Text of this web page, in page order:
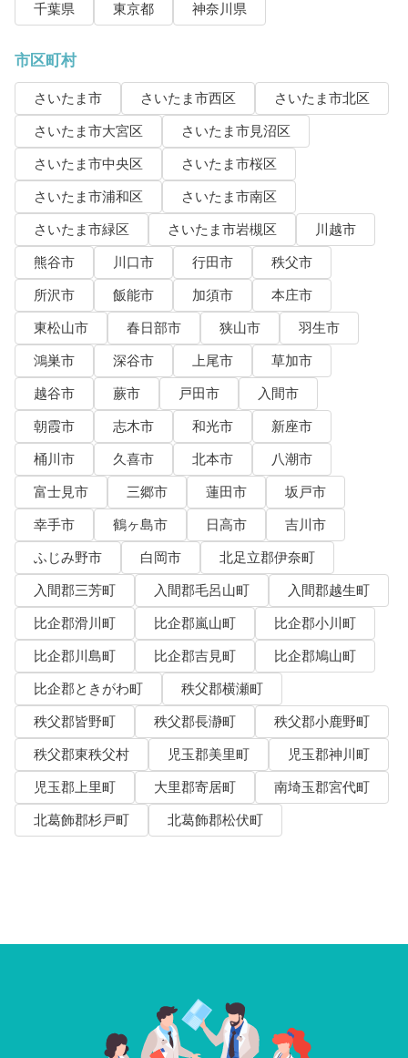
千葉県
東京都 神奈川県
市区町村
さいたま市 さいたま市西区
さいたま市北区
さいたま市大宮区
さいたま市見沼区
さいたま市中央区
さいたま市桜区
さいたま市浦和区
さいたま市南区
さいたま市緑区
さいたま市岩槻区
川越市
熊谷市
川口市 行田市
秩父市
所沢市
飯能市 加須市
本庄市
東松山市
春日部市 狭山市
羽生市
鴻巣市
深谷市 上尾市
草加市
越谷市
蕨市 戸田市
入間市
朝霞市
志木市 和光市
新座市
桶川市
久喜市 北本市
八潮市
富士見市
三郷市 蓮田市
坂戸市
幸手市
鶴ヶ島市 日高市
吉川市
ふじみ野市
白岡市
北足立郡伊奈町
入間郡三芳町
入間郡毛呂山町
入間郡越生町
比企郡滑川町
比企郡嵐山町
比企郡小川町
比企郡川島町
比企郡吉見町
比企郡鳩山町
比企郡ときがわ町
秩父郡横瀬町
秩父郡皆野町
秩父郡長瀞町
秩父郡小鹿野町
秩父郡東秩父村
児玉郡美里町
児玉郡神川町
児玉郡上里町
大里郡寄居町
南埼玉郡宮代町
北葛飾郡杉戸町
北葛飾郡松伏町